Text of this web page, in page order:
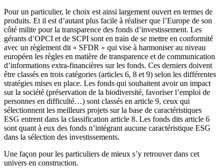
Pour un particulier, le choix est ainsi largement ouvert en termes de
produits. Et il est d’autant plus facile à réaliser que l’Europe de son
côté milite pour la transparence des fonds d’investissement. Les
gérants d’OPCI et de SCPI sont en train de se mettre en conformité
avec un règlement dit « SFDR » qui vise à harmoniser au niveau
européen les règles en matière de transparence et de communication
d’informations extra-financières sur les fonds. Ces derniers doivent
être classés en trois catégories (articles 6, 8 et 9) selon les différentes
stratégies mises en place. Les fonds qui souhaitent avoir un impact
sur la société (préservation de la biodiversité, favoriser l’emploi de
personnes en difficulté…) sont classés en article 9, ceux qui
sélectionnent les meilleurs projets sur la base de caractéristiques
ESG entrent dans la classification article 8. Les fonds dits article 6
sont quant à eux des fonds n’intégrant aucune caractéristique ESG
dans la sélection des investissements.
Une façon pour les particuliers de mieux s’y retrouver dans cet
univers en construction.